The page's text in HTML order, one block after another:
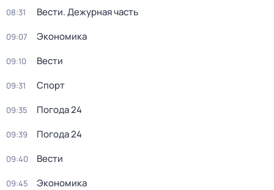
08:31 Вести. Дежурная часть
09:07 Экономика
09:10 Вести
09:31 Спорт
09:35 Погода 24
09:39 Погода 24
09:40 Вести
09:45 Экономика